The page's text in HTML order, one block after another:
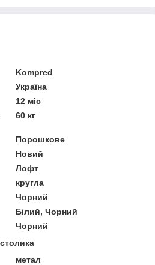
Kompred
Україна
12 міс
60 кг
Порошкове
Новий
Лофт
кругла
Чорний
Білий, Чорний
Чорний
метал